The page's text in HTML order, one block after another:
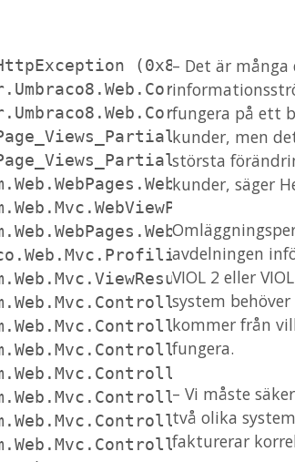
– Det är
fungera på ett
kunder, men
största
kunder, säger
avdelningen
VIOL 2 eller
system
kommer från
fungera.
– Vi måste
två olika
fakturerar